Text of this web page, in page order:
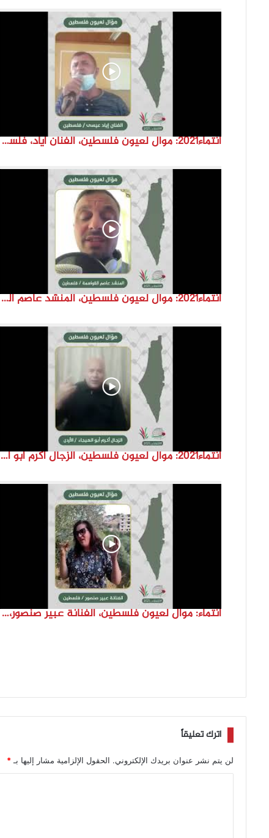
انتماء2021: موال لعيون فلسطين، الفنان اياد، فلسطين
انتماء2021: موال لعيون فلسطين، المنشد عاصم القواسمة، الاردن
انتماء2021: موال لعيون فلسطين، الزجال أكرم أبو الهيجا، الاردن
انتماء: موال لعيون فلسطين، الفنانة عبير صنصور، فلسطين
اترك تعليقاً
لن يتم نشر عنوان بريدك الإلكتروني. الحقول الإلزامية مشار إليها بـ *